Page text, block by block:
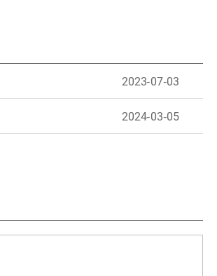
2023-07-03
2024-03-05